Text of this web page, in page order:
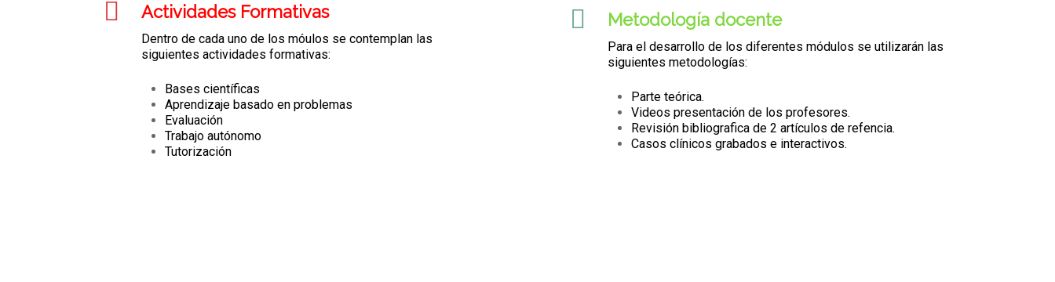
Actividades Formativas
Dentro de cada uno de los móulos se contemplan las
siguientes actividades formativas:
Bases científicas
Aprendizaje basado en problemas
Evaluación
Trabajo autónomo
Tutorización
Metodología docente
Para el desarrollo de los diferentes módulos se utilizarán las
siguientes metodologías:
Parte teórica.
Videos presentación de los profesores.
Revisión bibliografica de 2 artículos de refencia.
Casos clínicos grabados e interactivos.